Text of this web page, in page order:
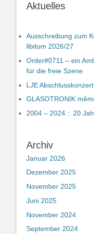
Aktuelles
Ausschreibung zum
libitum 2026/27
Order#0711 – ein
für die freie Szene
LJE
GLASOTRONIK
2004 – 2024 :: 20
Archiv
Januar 2026
Dezember 2025
November 2025
Juni 2025
November 2024
September 2024